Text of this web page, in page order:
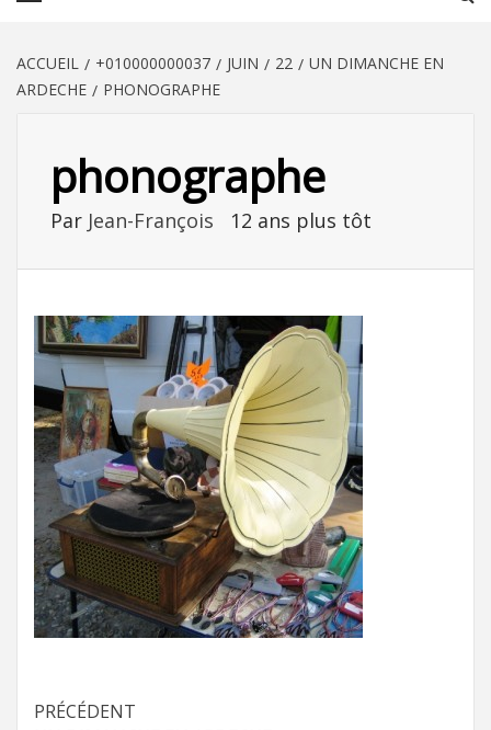
ACCUEIL +010000000037 JUIN 22
UN DIMANCHE EN
ARDECHE
PHONOGRAPHE
phonographe
Par Jean-François 12 ans plus tôt
PRÉCÉDENT